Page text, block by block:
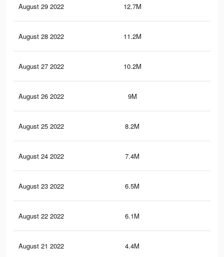
August 29 2022 12.7M
August 28 2022 11.2M
August 27 2022 10.2M
August 26 2022 9M
August 25 2022 8.2M
August 24 2022 7.4M
August 23 2022 6.5M
August 22 2022 6.1M
August 21 2022 4.4M